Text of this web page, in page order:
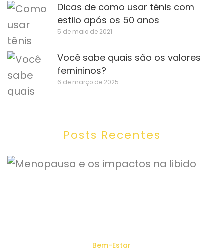
Dicas de como usar tênis com
estilo após os 50 anos
5 de maio de 2021
Você sabe quais são os valores
femininos?
6 de março de 2025
Posts Recentes
Bem-Estar